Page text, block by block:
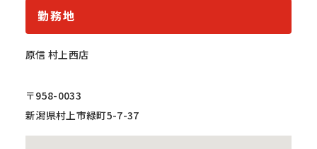
勤務地
原信 村上西店
〒958-0033
新潟県村上市緑町5-7-37